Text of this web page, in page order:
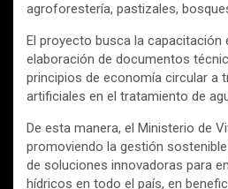
agroforestería, pastizales,
El proyecto busca la capacitación
elaboración de documentos
principios de economía circular a
artificiales en el tratamiento de
De esta manera, el Ministerio de
promoviendo la gestión
de soluciones innovadoras para
hídricos en todo el país, en